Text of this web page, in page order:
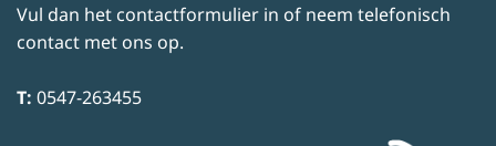
Vul dan het contactformulier in of neem telefonisch
contact met ons op.
T: 0547-263455